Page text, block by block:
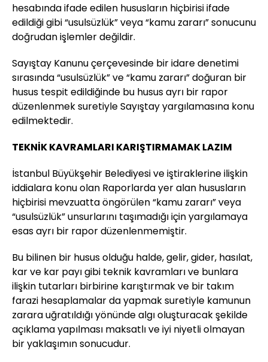
hesabında ifade edilen hususların hiçbirisi ifade
edildiği gibi “usulsüzlük” veya “kamu zararı” sonucunu
doğrudan işlemler değildir.
Sayıştay Kanunu çerçevesinde bir idare denetimi
sırasında “usulsüzlük” ve “kamu zararı” doğuran bir
husus tespit edildiğinde bu husus ayrı bir rapor
düzenlenmek suretiyle Sayıştay yargılamasına konu
edilmektedir.
TEKNİK KAVRAMLARI KARIŞTIRMAMAK LAZIM
İstanbul Büyükşehir Belediyesi ve iştiraklerine ilişkin
iddialara konu olan Raporlarda yer alan hususların
hiçbirisi mevzuatta öngörülen “kamu zararı” veya
“usulsüzlük” unsurlarını taşımadığı için yargılamaya
esas ayrı bir rapor düzenlenmemiştir.
Bu bilinen bir husus olduğu halde, gelir, gider, hasılat,
kar ve kar payı gibi teknik kavramları ve bunlara
ilişkin tutarları birbirine karıştırmak ve bir takım
farazi hesaplamalar da yapmak suretiyle kamunun
zarara uğratıldığı yönünde algı oluşturacak şekilde
açıklama yapılması maksatlı ve iyi niyetli olmayan
bir yaklaşımın sonucudur.